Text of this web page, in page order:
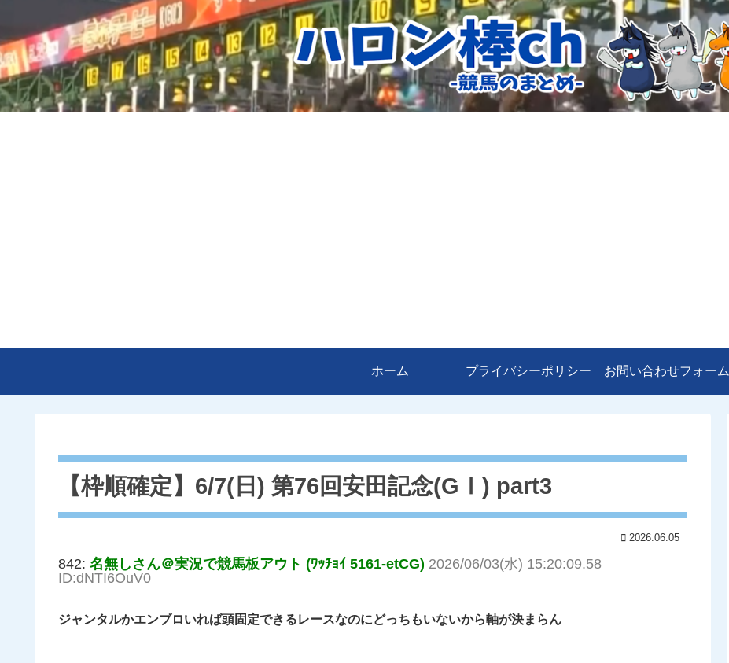
ホーム プライバシーポリシー お問い合わせフォーム
【枠順確定】6/7(日) 第76回安田記念(GⅠ) part3
2026.06.05
842: 名無しさん＠実況で競馬板アウト (ﾜｯﾁｮｲ 5161-etCG) 2026/06/03(水) 15:20:09.58
ID:dNTI6OuV0
ジャンタルかエンブロいれば頭固定できるレースなのにどっちもいないから軸が決まらん